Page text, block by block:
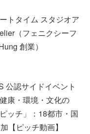
トタイム スタジオア
（フェニクシーフ
創業）
公認サイドイベント
康・環境・文化の
ッチ」：18都市・国
【ピッチ動画】